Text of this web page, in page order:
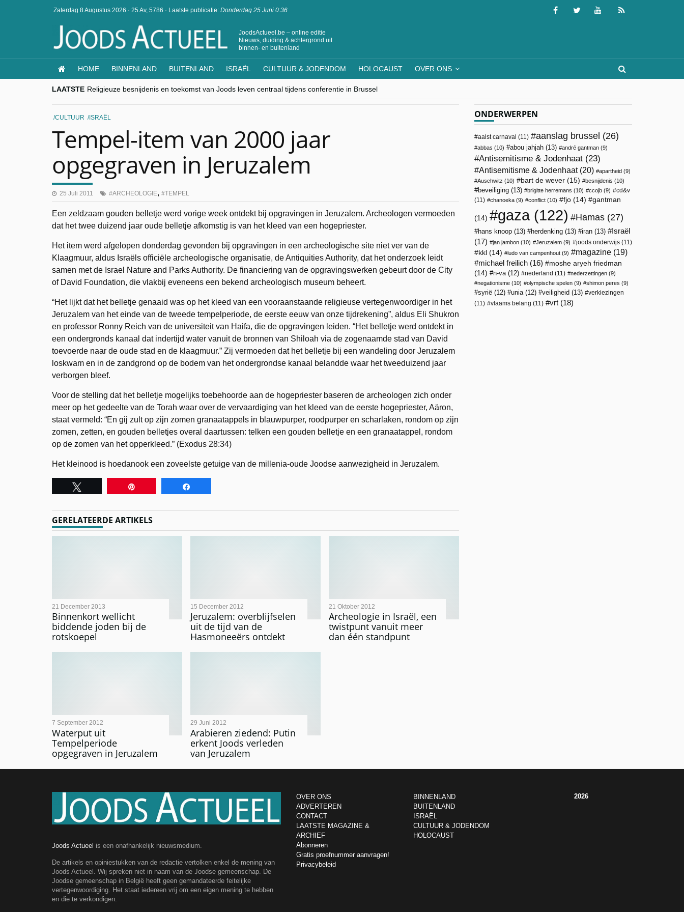
Zaterdag 8 Augustus 2026 · 25 Av, 5786 · Laatste publicatie: Donderdag 25 Juni 0:36
JoodsActueel.be – online editie
Nieuws, duiding & achtergrond uit
binnen- en buitenland
HOME BINNENLAND BUITENLAND ISRAËL CULTUUR & JODENDOM HOLOCAUST OVER ONS
LAATSTE Religieuze besnijdenis en toekomst van Joods leven centraal tijdens conferentie in Brussel
“Besnijdenisdebat toont hoe moeilijk seculiere Westen minderheden begrijpt”, Jinnih Beels (Vooruit)
CITYTRIP | ROEMENIË – Boekarest: de verrassing van Oost-Europa
“Vandaag zit elke Jood in België op de beklaagdenbank”
CULTUUR ISRAËL
Tempel-item van 2000 jaar
opgegraven in Jeruzalem
25 Juli 2011 ARCHEOLOGIE, TEMPEL
Een zeldzaam gouden belletje werd vorige week ontdekt bij opgravingen in Jeruzalem. Archeologen vermoeden
dat het twee duizend jaar oude belletje afkomstig is van het kleed van een hogepriester.
Het item werd afgelopen donderdag gevonden bij opgravingen in een archeologische site niet ver van de
Klaagmuur, aldus Israëls officiële archeologische organisatie, de Antiquities Authority, dat het onderzoek leidt
samen met de Israel Nature and Parks Authority. De financiering van de opgravingswerken gebeurt door de City
of David Foundation, die vlakbij eveneens een bekend archeologisch museum beheert.
“Het lijkt dat het belletje genaaid was op het kleed van een vooraanstaande religieuse vertegenwoordiger in het
Jeruzalem van het einde van de tweede tempelperiode, de eerste eeuw van onze tijdrekening”, aldus Eli Shukron
en professor Ronny Reich van de universiteit van Haifa, die de opgravingen leiden. “Het belletje werd ontdekt in
een ondergronds kanaal dat indertijd water vanuit de bronnen van Shiloah via de zogenaamde stad van David
toevoerde naar de oude stad en de klaagmuur.” Zij vermoeden dat het belletje bij een wandeling door Jeruzalem
loskwam en in de zandgrond op de bodem van het ondergrondse kanaal belandde waar het tweeduizend jaar
verborgen bleef.
Voor de stelling dat het belletje mogelijks toebehoorde aan de hogepriester baseren de archeologen zich onder
meer op het gedeelte van de Torah waar over de vervaardiging van het kleed van de eerste hogepriester, Aäron,
staat vermeld: “En gij zult op zijn zomen granaatappels in blauwpurper, roodpurper en scharlaken, rondom op zijn
zomen, zetten, en gouden belletjes overal daartussen: telken een gouden belletje en een granaatappel, rondom
op de zomen van het opperkleed.” (Exodus 28:34)
Het kleinood is hoedanook een zoveelste getuige van de millenia-oude Joodse aanwezigheid in Jeruzalem.
GERELATEERDE ARTIKELS
Binnenkort wellicht
biddende joden bij de
rotskoepel
21 December 2013
Jeruzalem: overblijfselen
uit de tijd van de
Hasmoneeërs ontdekt
15 December 2012
Archeologie in Israël, een
twistpunt vanuit meer
dan één standpunt
21 Oktober 2012
Waterput uit
Tempelperiode
opgegraven in Jeruzalem
7 September 2012
Arabieren ziedend: Putin
erkent Joods verleden
van Jeruzalem
29 Juni 2012
ONDERWERPEN
aalst carnaval (11) aanslag brussel (26)
abbas (10) abou jahjah (13) andré gantman (9)
Antisemitisme & Jodenhaat (23)
Antisemitisme & Jodenhaat(20) apartheid (9)
Auschwitz (10) bart de wever (15) besnijdenis (10)
beveiliging (13) brigitte herremans (10) ccojb (9)
cd&v
(11)
chanoeka (9) conflict (10) fjo (14) gantman
(14) gaza(122) Hamas (27)
hans knoop (13) herdenking (13) iran (13)
Israël
(17)
jan jambon (10) Jeruzalem (9) joods onderwijs (11)
kkl (14) ludo van campenhout (9) magazine (19)
michael freilich (16)
moshe aryeh friedman
(14)
n-va(12) nederland (11) nederzettingen (9)
negationisme (10) olympische spelen (9) shimon peres (9)
syrië (12) unia(12) veiligheid (13)
verkiezingen
(11)
vlaams belang (11) vrt (18)
Joods Actueel is een onafhankelijk nieuwsmedium.
De artikels en opiniestukken van de redactie vertolken enkel de mening van
Joods Actueel. Wij spreken niet in naam van de Joodse gemeenschap. De
Joodse gemeenschap in België heeft geen gemandateerde feitelijke
vertegenwoordiging. Het staat iedereen vrij om een eigen mening te hebben
en die te verkondigen.
OVER ONS
ADVERTEREN
CONTACT
LAATSTE MAGAZINE &
ARCHIEF
Abonneren
Gratis proefnummer aanvragen!
Privacybeleid
BINNENLAND
BUITENLAND
ISRAËL
CULTUUR & JODENDOM
HOLOCAUST
2026